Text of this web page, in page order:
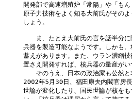
開発部で高速増殖炉「常陽」や「も
原子力技術をよく知る大前氏がその
しょう。
ま、たとえ大前氏の言を話半分に
兵器を製造可能なようです。しかも
蓄えがあります。また、ウラン濃縮
置さえ開発すれば、核兵器の量産がい
そのうえ、日本の政治家も公然と
2002年5月30日、福田康夫内閣官房
世論が変化したり、国民世論が核を